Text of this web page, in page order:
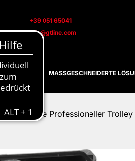
+39 051 65041
info@gtline.com
MASSGESCHNEIDERTE
/ GT Line Professioneller